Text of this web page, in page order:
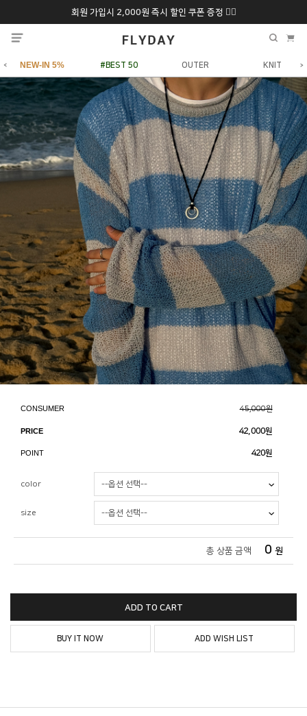
회원 가입시 2,000원 즉시 할인 쿠폰 증정 ❤️‍🔥
추석 특별 할인 10~20% 9/6 화 ~ 9/12월
NEW-IN 5% #BEST 50 OUTER KNIT
CONSUMER 45,000원
PRICE 42,000원
POINT 420원
color
size
총 상품 금액 0 원
ADD TO CART
BUY IT NOW ADD WISH LIST